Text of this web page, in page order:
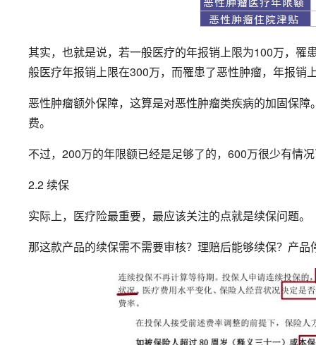
其实，也就是说，若一般医疗的年报销上限为100万，罹
般医疗年报销上限在300万，而罹患了恶性肿瘤，年报销
恶性肿瘤额外保障，这算是对恶性肿瘤类疾病的加固保
费。
不过，200万的年限额已经是足够了的，600万很少有情况
2.2 续保
实际上，医疗险最重要，最应该关注的点就是续保问题。
那这款产品的续保需不需要审核？理赔后能够续保？产